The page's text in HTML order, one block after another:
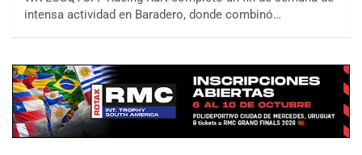
intensa actividad en Baradero, donde combinó…